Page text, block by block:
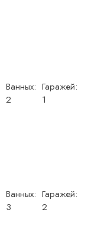
Ванных:
2
Гаражей:
1
Ванных:
3
Гаражей:
2